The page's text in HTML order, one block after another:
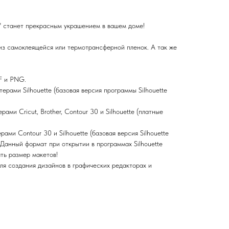
станет прекрасным украшением в вашем доме!
самоклеящейся или термотрансферной пленок. А так же
и PNG.
Silhouette (базовая версия программы Silhouette
Cricut, Brother, Contour 30 и Silhouette (платные
Contour 30 и Silhouette (базовая версия Silhouette
формат при открытии в программах Silhouette
размер макетов!
создания дизайнов в графических редакторах и